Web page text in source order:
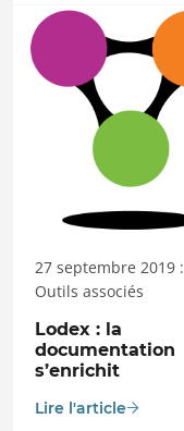
27 septembre 2019 :
Outils associés
Lodex : la
documentation
s’enrichit
Lire l'article